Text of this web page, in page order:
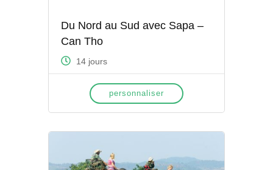
Du Nord au Sud avec Sapa –
Can Tho
14 jours
personnaliser